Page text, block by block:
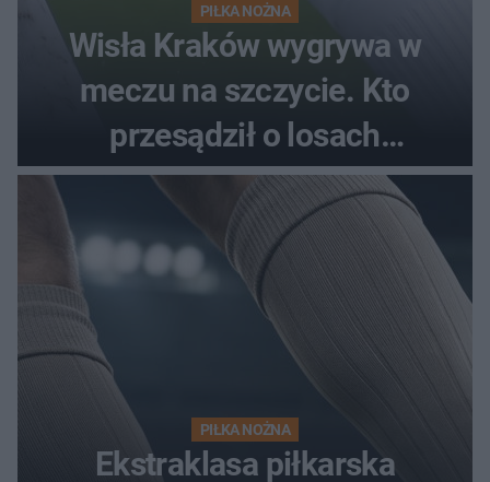
PIŁKA NOŻNA
Wisła Kraków wygrywa w
meczu na szczycie. Kto
przesądził o losach
spotkania?
PIŁKA NOŻNA
Ekstraklasa piłkarska